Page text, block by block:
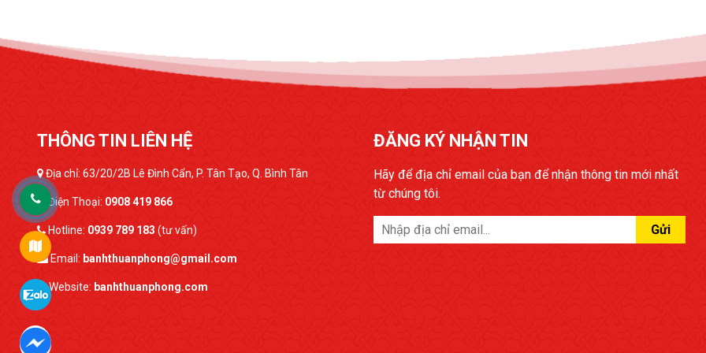
THÔNG TIN LIÊN HỆ
Địa chỉ: 63/20/2B Lê Đình Cẩn, P. Tân Tạo, Q. Bình Tân
Điện Thoại: 0908 419 866
Hotline: 0939 789 183 (tư vấn)
Email: banhthuanphong@gmail.com
Website: banhthuanphong.com
ĐĂNG KÝ NHẬN TIN
Hãy để địa chỉ email của bạn để nhận thông tin mới nhất
từ chúng tôi.
Gửi